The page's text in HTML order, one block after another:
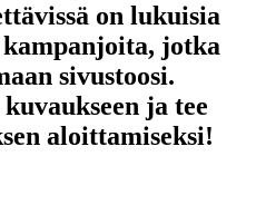
on lukuisia
jotka
sivustoosi.
ja tee
aloittamiseksi!